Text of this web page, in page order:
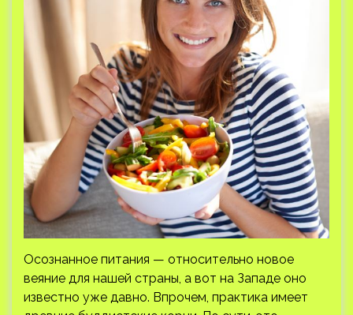
Осознанное питания — относительно новое
веяние для нашей страны, а вот на Западе оно
известно уже давно. Впрочем, практика имеет